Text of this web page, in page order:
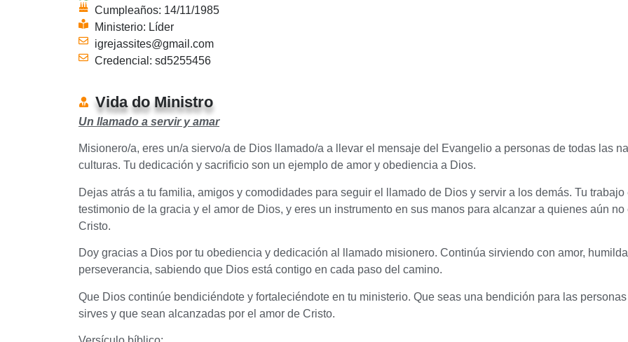
Cumpleaños: 14/11/1985
Ministerio: Líder
igrejassites@gmail.com
Credencial: sd5255456
Vida do Ministro
Un llamado a servir y amar
Misionero/a, eres un/a siervo/a de Dios llamado/a a llevar el mensaje del Evangelio a personas de todas las
culturas. Tu dedicación y sacrificio son un ejemplo de amor y obediencia a Dios.
Dejas atrás a tu familia, amigos y comodidades para seguir el llamado de Dios y servir a los demás. Tu trabajo
testimonio de la gracia y el amor de Dios, y eres un instrumento en sus manos para alcanzar a quienes aún no
Cristo.
Doy gracias a Dios por tu obediencia y dedicación al llamado misionero. Continúa sirviendo con amor,
perseverancia, sabiendo que Dios está contigo en cada paso del camino.
Que Dios continúe bendiciéndote y fortaleciéndote en tu ministerio. Que seas una bendición para las
sirves y que sean alcanzadas por el amor de Cristo.